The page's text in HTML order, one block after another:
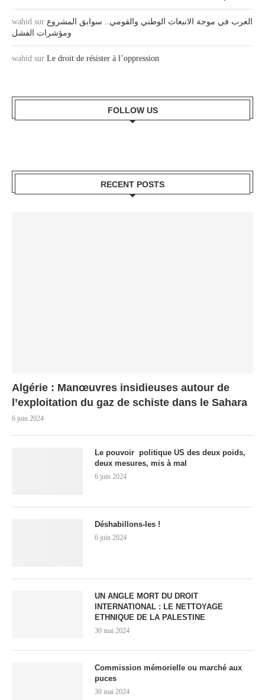
wahid sur العرب في موجة الانبعاث الوطني والقومي.. سوابق المشروع
ومؤشرات الفشل
wahid sur Le droit de résister à l’oppression
FOLLOW US
RECENT POSTS
Algérie : Manœuvres insidieuses autour de
l’exploitation du gaz de schiste dans le Sahara
6 juin 2024
Le pouvoir politique US des deux poids,
deux mesures, mis à mal
6 juin 2024
Déshabillons-les !
6 juin 2024
UN ANGLE MORT DU DROIT
INTERNATIONAL : LE NETTOYAGE
ETHNIQUE DE LA PALESTINE
30 mai 2024
Commission mémorielle ou marché aux
puces
30 mai 2024